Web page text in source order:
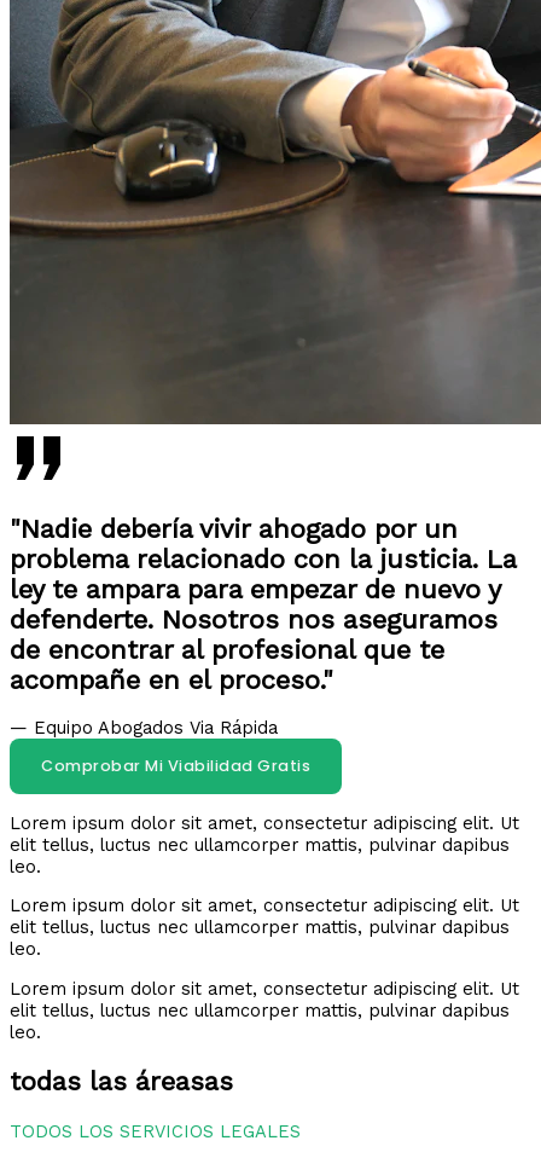
"Nadie debería vivir ahogado por un
problema relacionado con la justicia. La
ley te ampara para empezar de nuevo y
defenderte. Nosotros nos aseguramos
de encontrar al profesional que te
acompañe en el proceso."
— Equipo Abogados Via Rápida
Comprobar Mi Viabilidad Gratis
Lorem ipsum dolor sit amet, consectetur adipiscing elit. Ut
elit tellus, luctus nec ullamcorper mattis, pulvinar dapibus
leo.
Lorem ipsum dolor sit amet, consectetur adipiscing elit. Ut
elit tellus, luctus nec ullamcorper mattis, pulvinar dapibus
leo.
Lorem ipsum dolor sit amet, consectetur adipiscing elit. Ut
elit tellus, luctus nec ullamcorper mattis, pulvinar dapibus
leo.
todas las áreasas
TODOS LOS SERVICIOS LEGALES